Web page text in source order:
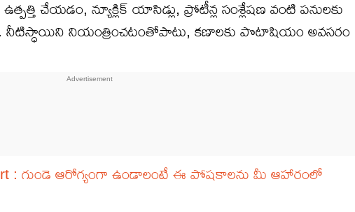
చేయ‌డం, న్యూక్లిక్ యాసిడ్లు, ప్రోటీన్ల సంశ్లేష‌ణ వంటి ప‌నుల‌కు
నియంత్రించటంతోపాటు, కణాలకు పొటాషియం అవసరం
: గుండె ఆరోగ్యంగా ఉండాలంటే ఈ పోషకాలను మీ ఆహారంలో